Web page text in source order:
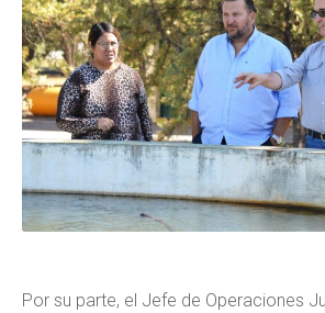
Por su parte, el Jefe de Operaciones